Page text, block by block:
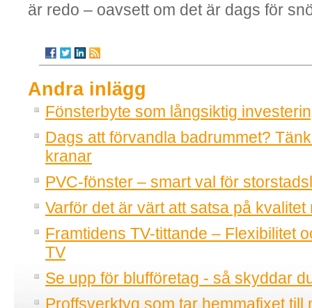
är redo – oavsett om det är dags för
Andra inlägg
Fönsterbyte som långsiktig
Dags att förvandla badrummet?
kranar
PVC-fönster – smart val för
Varför det är värt att satsa på
Framtidens TV-tittande – Flexibilitet
TV
Se upp för blufföretag - så skyddar
Proffsverktyg som tar hemmafixet till